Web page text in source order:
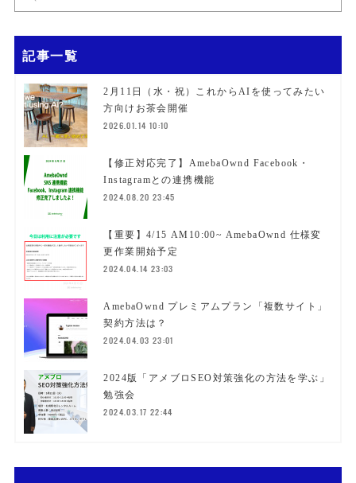
記事一覧
2月11日（水・祝）これからAIを使ってみたい
方向けお茶会開催
2026.01.14 10:10
【修正対応完了】AmebaOwnd Facebook・
Instagramとの連携機能
2024.08.20 23:45
【重要】4/15 AM10:00~ AmebaOwnd 仕様変
更作業開始予定
2024.04.14 23:03
AmebaOwnd プレミアムプラン「複数サイト」
契約方法は？
2024.04.03 23:01
2024版「アメブロSEO対策強化の方法を学ぶ」
勉強会
2024.03.17 22:44